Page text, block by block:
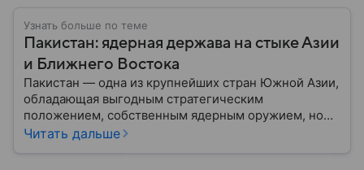
Узнать больше по теме
Пакистан: ядерная держава на стыке Азии
и Ближнего Востока
Пакистан — одна из крупнейших стран Южной Азии,
обладающая выгодным стратегическим
положением, собственным ядерным оружием, но
сложной внутренней и внешнеполитической
Читать дальше